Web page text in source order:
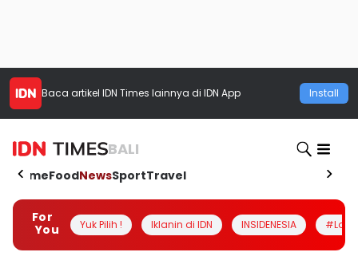
Baca artikel IDN Times lainnya di IDN App Install
BALI
HomeFoodNewsSportTravel
For
You
Yuk Pilih ! Iklanin di IDN INSIDENESIA